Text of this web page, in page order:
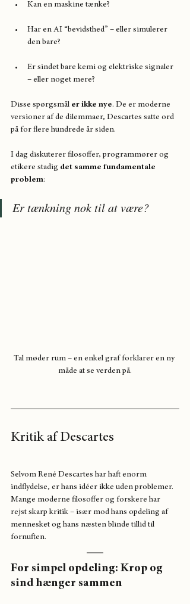
Kan en maskine tænke?
Har en AI “bevidsthed” – eller simulerer
den bare?
Er sindet bare kemi og elektriske signaler
– eller noget mere?
Disse spørgsmål er ikke nye. De er moderne
versioner af de dilemmaer, Descartes satte ord
på for flere hundrede år siden.
I dag diskuterer filosoffer, programmører og
etikere stadig det samme fundamentale
problem:
Er tænkning nok til at være?
Tal møder rum – en enkel graf forklarer en ny
måde at se verden på.
Kritik af Descartes
Selvom René Descartes har haft enorm
indflydelse, er hans idéer ikke uden problemer.
Mange moderne filosoffer og forskere har
rejst skarp kritik – især mod hans opdeling af
mennesket og hans næsten blinde tillid til
fornuften.
For simpel opdeling: Krop og
sind hænger sammen